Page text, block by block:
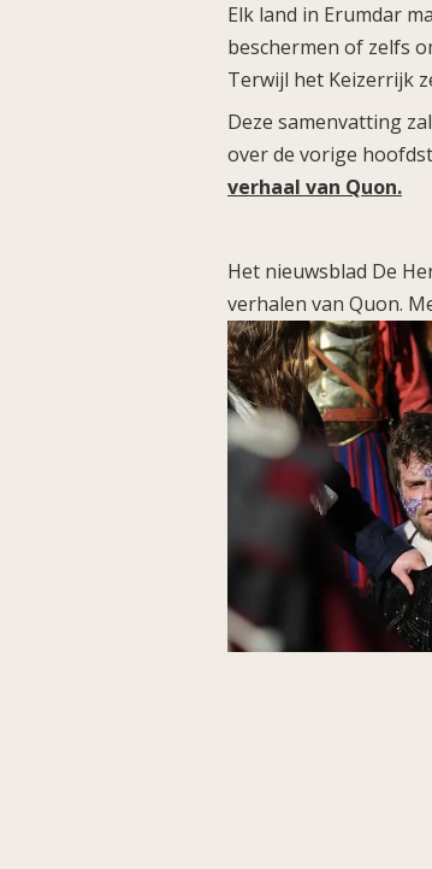
Elk land in Erumdar
beschermen of zelfs
Terwijl het Keizerrijk
Deze samenvatting
over de vorige
verhaal van Quon.
Het nieuwsblad De
verhalen van Quon.